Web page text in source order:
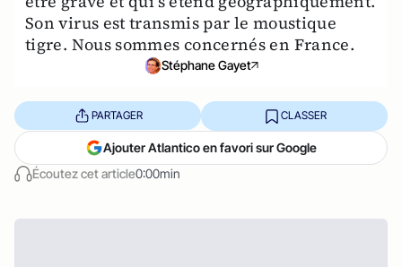
Son virus est transmis par le moustique
tigre. Nous sommes concernés en France.
Stéphane Gayet
Écoutez cet article0:00min
PARTAGER CLASSER
Ajouter Atlantico en favori sur Google